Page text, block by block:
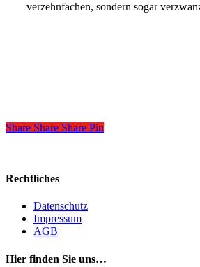
verzehnfachen, sondern sogar
Share
Share Share Share Pin
Rechtliches
Datenschutz
Impressum
AGB
Hier finden Sie uns…